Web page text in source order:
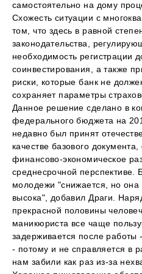
самостоятельно на дому
Схожесть ситуации с
том, что здесь в равной
законодательства,
необходимость регистрации
соинвестирования, а также
риски, которые банк не
сохраняет параметры
Данное решение сделано в
федерального бюджета на
недавно был принят
качестве базового
финансово-экономическое
среднесрочной перспективе.
молодежи "снижается, но
высока", добавил Драги.
прекрасной половины
маникюриста все чаще
задерживается после
- потому и не справляется в
нам забили как раз из-за